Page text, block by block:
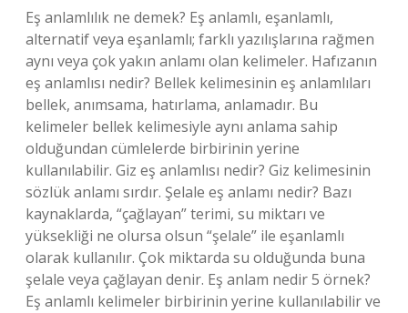
Eş anlamlılık ne demek? Eş anlamlı, eşanlamlı,
alternatif veya eşanlamlı; farklı yazılışlarına rağmen
aynı veya çok yakın anlamı olan kelimeler. Hafızanın
eş anlamlısı nedir? Bellek kelimesinin eş anlamlıları
bellek, anımsama, hatırlama, anlamadır. Bu
kelimeler bellek kelimesiyle aynı anlama sahip
olduğundan cümlelerde birbirinin yerine
kullanılabilir. Giz eş anlamlısı nedir? Giz kelimesinin
sözlük anlamı sırdır. Şelale eş anlamı nedir? Bazı
kaynaklarda, “çağlayan” terimi, su miktarı ve
yüksekliği ne olursa olsun “şelale” ile eşanlamlı
olarak kullanılır. Çok miktarda su olduğunda buna
şelale veya çağlayan denir. Eş anlam nedir 5 örnek?
Eş anlamlı kelimeler birbirinin yerine kullanılabilir ve